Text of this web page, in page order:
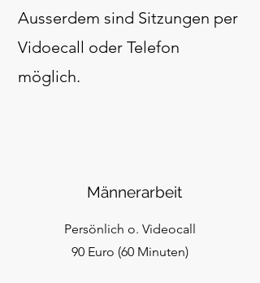
Ausserdem sind Sitzungen per
Vidoecall oder Telefon
möglich.
Männerarbeit
Persönlich o. Videocall
90 Euro (60 Minuten)